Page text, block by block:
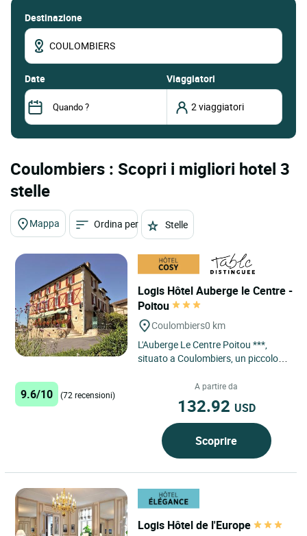
Destinazione
date Viaggiatori
Coulombiers : Scopri i migliori hotel 3
stelle
Mappa Ordina per Stelle
Logis Hôtel Auberge le Centre -
Poitou
Coulombiers0 km
L'Auberge Le Centre Poitou ***,
situato a Coulombiers, un piccolo e
La Rochelle, 45...
9.6/10 (72 recensioni)
A partire da
132.92 USD
Scoprire
Logis Hôtel de l'Europe